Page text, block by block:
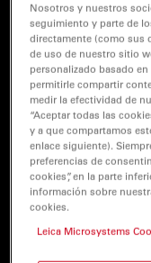
Nosotros y nuestros
seguimiento y parte de
directamente (como sus
de uso de nuestro sitio
personalizado basado
permitirle compartir
medir la efectividad de
“Aceptar todas las
y a que compartamos
enlace siguiente).
preferencias de
cookies”, en la parte
información sobre
cookies.
Leica Microsystems